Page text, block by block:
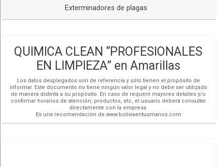
Exterminadores de plagas
QUIMICA CLEAN “PROFESIONALES
EN LIMPIEZA” en Amarillas
Los datos desplegados son de referencia y sólo tienen el propósito de
informar. Este documento no tiene ningún valor legal y no debe ser utilizado
de manera distinta a su propósito. En caso de requerir mayores detalles y/o
confirmar horarios de atención, productos, etc, el usuario deberá consultar
directamente con la empresa.
Es una recomendación de www.boliviaentusmanos.com